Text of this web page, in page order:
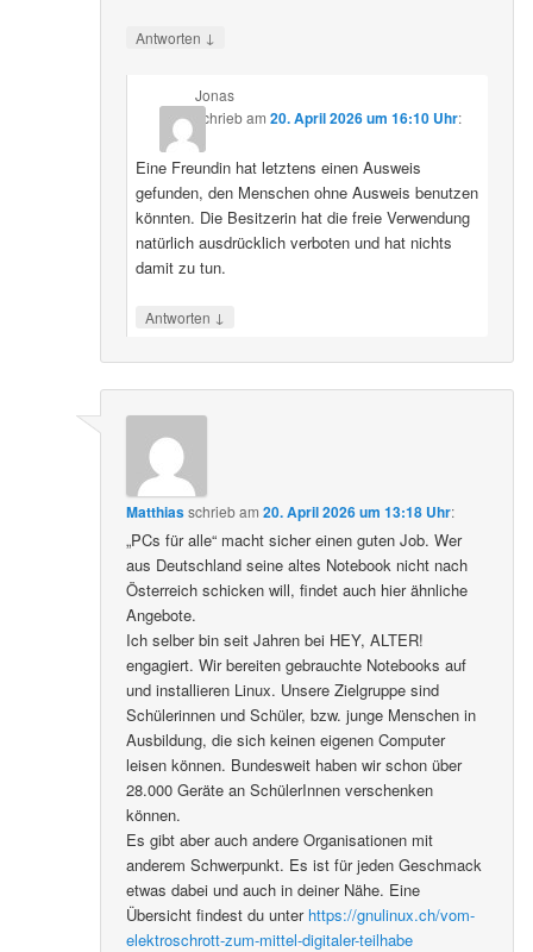
Antworten ↓
Jonas
schriebam 20. April 2026 um 16:10 Uhr:
Eine Freundin hat letztens einen Ausweis
gefunden, den Menschen ohne Ausweis benutzen
könnten. Die Besitzerin hat die freie Verwendung
natürlich ausdrücklich verboten und hat nichts
damit zu tun.
Antworten ↓
Matthiasschriebam20. April 2026 um 13:18 Uhr:
„PCs für alle“ macht sicher einen guten Job. Wer
aus Deutschland seine altes Notebook nicht nach
Österreich schicken will, findet auch hier ähnliche
Angebote.
Ich selber bin seit Jahren bei HEY, ALTER!
engagiert. Wir bereiten gebrauchte Notebooks auf
und installieren Linux. Unsere Zielgruppe sind
Schülerinnen und Schüler, bzw. junge Menschen in
Ausbildung, die sich keinen eigenen Computer
leisen können. Bundesweit haben wir schon über
28.000 Geräte an SchülerInnen verschenken
können.
Es gibt aber auch andere Organisationen mit
anderem Schwerpunkt. Es ist für jeden Geschmack
etwas dabei und auch in deiner Nähe. Eine
Übersicht findest du unter https://gnulinux.ch/vom-
elektroschrott-zum-mittel-digitaler-teilhabe